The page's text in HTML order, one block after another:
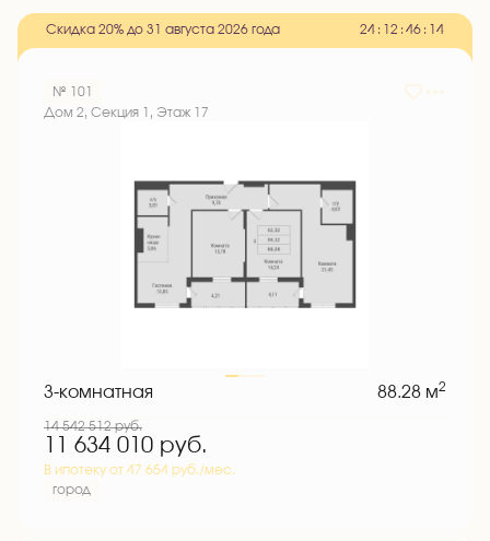
Скидка 20% до 31 августа 2026 года 24 : 1 2 : 46 : 1 3
№ 101
Дом 2, Секция 1, Этаж 17
3-комнатная 88.28 м2
14 542 512руб.
11 634 010 руб.
В ипотеку от 47 654 руб./мес.
город